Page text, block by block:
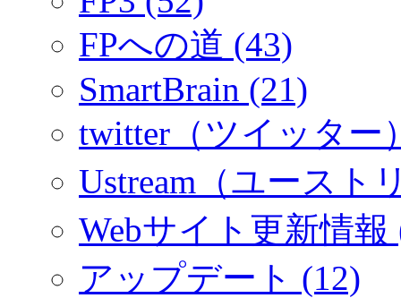
FPへの道 (43)
SmartBrain (21)
twitter（ツイッター
Ustream（ユースト
Webサイト更新情報
アップデート (12)